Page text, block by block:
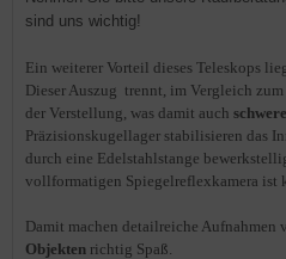
sind uns wichtig!
Ein weiterer Vorteil dieses Teleskops
Dieser Auszug trennt, im Vergleich
der Verstellung, was damit auch
Präzisionskugellager stabilisieren das
durch eine Edelstahlstange
vollformatigen Spiegelreflexkamera ist
Damit machen detailreiche Aufnahmen
Objekten richtig Spaß.